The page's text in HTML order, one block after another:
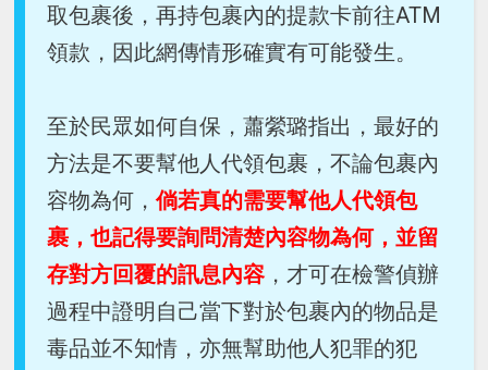
取包裹後，再持包裹內的提款卡前往ATM
領款，因此網傳情形確實有可能發生。
至於民眾如何自保，蕭縈璐指出，最好的
方法是不要幫他人代領包裹，不論包裹內
容物為何，倘若真的需要幫他人代領包
裹，也記得要詢問清楚內容物為何，並留
存對方回覆的訊息內容 ，才可在檢警偵辦
過程中證明自己當下對於包裹內的物品是
毒品並不知情，亦無幫助他人犯罪的犯